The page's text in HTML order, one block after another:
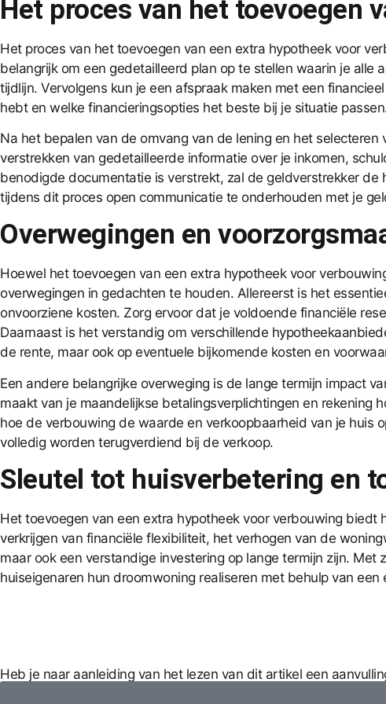
Het proces van het toevoegen
Het proces van het toevoegen van een extra hypotheek voor
belangrijk om een gedetailleerd plan op te stellen waarin je
tijdlijn. Vervolgens kun je een afspraak maken met een
hebt en welke financieringsopties het beste bij je situatie
Na het bepalen van de omvang van de lening en het
verstrekken van gedetailleerde informatie over je inkomen,
benodigde documentatie is verstrekt, zal de geldverstrekker
tijdens dit proces open communicatie te onderhouden met je
Overwegingen en
Hoewel het toevoegen van een extra hypotheek voor
overwegingen in gedachten te houden. Allereerst is het
onvoorziene kosten. Zorg ervoor dat je voldoende financiële
Daarnaast is het verstandig om verschillende
de rente, maar ook op eventuele bijkomende kosten en
Een andere belangrijke overweging is de lange termijn impact
maakt van je maandelijkse betalingsverplichtingen en rekening
hoe de verbouwing de waarde en verkoopbaarheid van je huis
volledig worden terugverdiend bij de verkoop.
Sleutel tot huisverbetering en
Het toevoegen van een extra hypotheek voor verbouwing
verkrijgen van financiële flexibiliteit, het verhogen van de
maar ook een verstandige investering op lange termijn zijn.
huiseigenaren hun droomwoning realiseren met behulp van
Heb je naar aanleiding van het lezen van dit artikel een